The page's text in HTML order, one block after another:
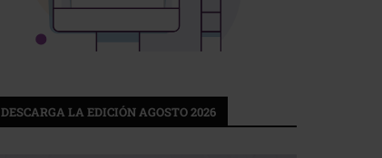
DESCARGA LA EDICIÓN AGOSTO 2026